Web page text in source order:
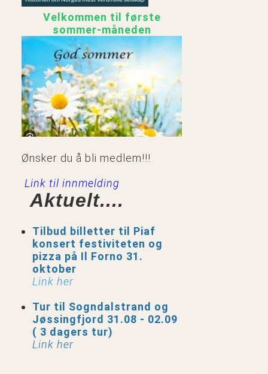
Velkommen til første
sommer-måneden
Ønsker du å bli medlem!!!
Link til innmelding
Aktuelt....
Tilbud billetter til Piaf
konsert festiviteten og
pizza på Il Forno 31.
oktober
Link her
Tur til Sogndalstrand og
Jøssingfjord 31.08 - 02.09
( 3 dagers tur)
Link her